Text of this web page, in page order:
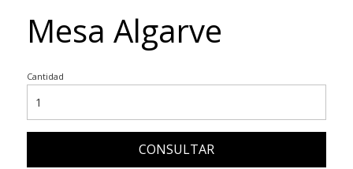
Mesa Algarve
Cantidad
CONSULTAR